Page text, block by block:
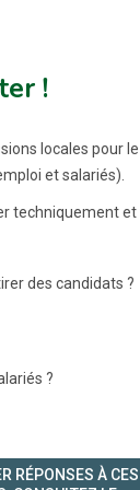
!
locales pour
et salariés).
techniquement
des candidats ?
?
RÉPONSES À CES